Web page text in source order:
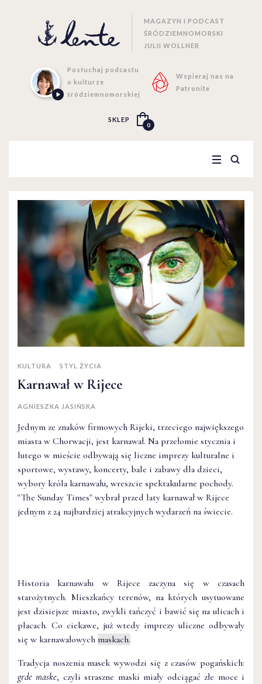
MAGAZYN I PODCAST
ŚRÓDZIEMNOMORSKI
JULII WOLLNER
Posłuchaj podcastu
o kulturze
śródziemnomorskiej
Wspieraj nas na
Patronite
SKLEP
0
KULTURA STYL ŻYCIA
Karnawał w Rijece
AGNIESZKA JASIŃSKA
Jednym ze znaków firmowych Rijeki, trzeciego największego
miasta w Chorwacji, jest karnawał. Na przełomie stycznia i
lutego w mieście odbywają się liczne imprezy kulturalne i
sportowe, wystawy, koncerty, bale i zabawy dla dzieci,
wybory króla karnawału, wreszcie spektakularne pochody.
"The Sunday Times" wybrał przed laty karnawał w Rijece
jednym z 24 najbardziej atrakcyjnych wydarzeń na świecie.
Historia karnawału w Rijece zaczyna się w czasach
starożytnych. Mieszkańcy terenów, na których usytuowane
jest dzisiejsze miasto, zwykli tańczyć i bawić się na ulicach i
placach. Co ciekawe, już wtedy imprezy uliczne odbywały
się w karnawałowych maskach.
Tradycja noszenia masek wywodzi się z czasów pogańskich:
grde maske, czyli straszne maski miały odciągać złe moce i